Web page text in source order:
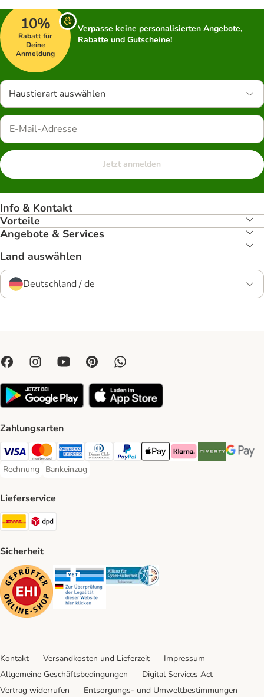
10%
Rabatt für
Deine
Anmeldung
Verpasse keine personalisierten Angebote,
Rabatte und Gutscheine!
Haustierart auswählen
Jetzt anmelden
Info & Kontakt
Vorteile
Angebote & Services
Land auswählen
Deutschland / de
Zahlungsarten
Visa Payment Method
Mastercard Payment Method
American Express Payment Method
Diners Club Payment Method
PayPal Payment Method
Apple Pay Payment Method
Klarna Payment Method
Riverty Payment
Google
Rechnung
Rechnung Payment Method
Bankeinzug
Bankeinzug Payment Method
Lieferservice
DHL Shipping Method
Sicherheit
Security Security Security
Kontakt Versandkosten und Lieferzeit
Impressum
Allgemeine Geschäftsbedingungen
Digital Services Act
Vertrag widerrufen
Entsorgungs- und Umweltbestimmungen